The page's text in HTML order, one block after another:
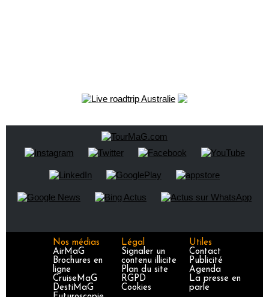
Nos médias
AirMaG
Brochures en
ligne
CruiseMaG
DestiMaG
Légal
Signaler un
contenu illicite
Plan du site
RGPD
Cookies
Utiles
Contact
Publicité
Agenda
La presse en
parle